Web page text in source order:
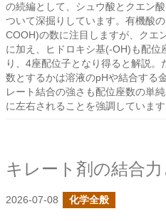
の続編として、シュウ酸とクエン
ついて深掘りしています。有機酸
COOH)の数に注目しますが、クエ
に加え、ヒドロキシ基(-OH)も配位
り、4座配位子となり得ると解説
数とするかは溶液のpHや結合する
レート結合の強さも配位座数の単
に左右されることを強調しています
キレート剤の結合
2026-07-08 化学全般